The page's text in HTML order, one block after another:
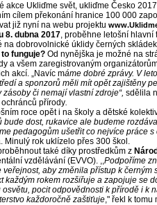
akce Ukliďme svět, ukliďme Česko
cílem překonání hranice 100 000
již nyní na webu projektu
8. dubna 2017, proběhne letošní hlavní
na dobrovolnické úklidy černých
funguje? Od nynějška je možné na
a všem zaregistrovaným
akcí. „Navíc máme dobré zprávy. V
a sponzorů měli mít opět zajištěny
či nemají vlastní zdroje“, sdělila
přírody.
roce opět i na školy a dětské
bude dost, rukavice ale budeme
pedagogům ušetřit co nejvíce práce
Minulý rok uklízelo přes 300 škol.
také díky prostředkům z
vzdělávání (EVVO). ,,Podpoříme
aby změnila přístup k černým
každým rokem rozšiřuje a zapojuje se
pocit odpovědnosti k přírodě i k
každoročně zaštiťuje," řekl k tomu